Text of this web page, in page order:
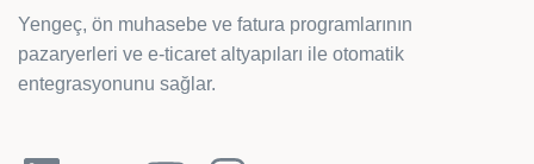
Yengeç, ön muhasebe ve fatura programlarının
pazaryerleri ve e-ticaret altyapıları ile otomatik
entegrasyonunu sağlar.